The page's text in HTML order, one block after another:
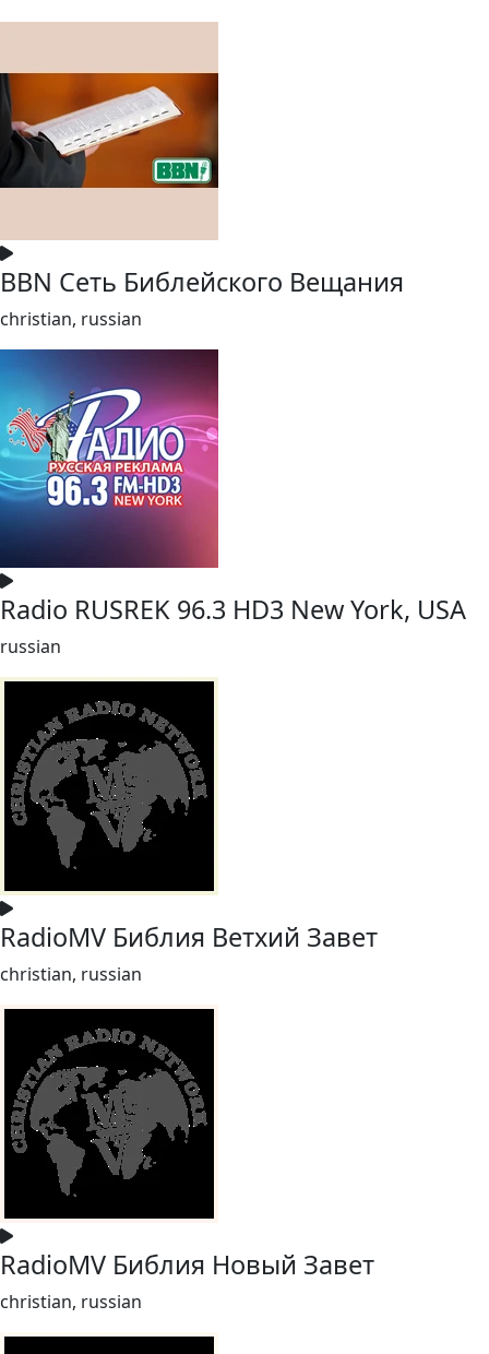
BBN Сеть Библейского Вещания
christian, russian
Radio RUSREK 96.3 HD3 New York, USA
russian
RadioMV Библия Ветхий Завет
christian, russian
RadioMV Библия Новый Завет
christian, russian